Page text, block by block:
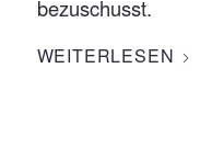
bezuschusst.
WEITERLESEN